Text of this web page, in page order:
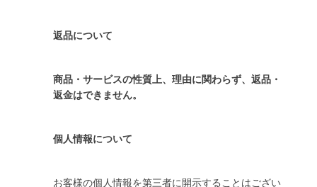
返品について
商品・サービスの性質上、理由に関わらず、返品・
返金はできません。
個人情報について
お客様の個人情報を第三者に開示することはござい